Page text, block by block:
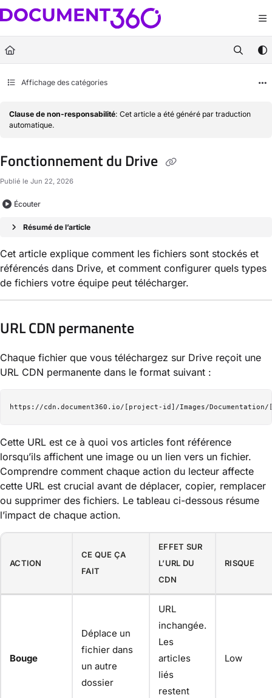
Documentation Index
Fetch the complete documentation index at:https://docs.document360.com/
Use this file to discover all available pages before exploring further.
Affichage des catégories
Clause de non-responsabilité: Cet article a été généré par traduction
automatique.
Fonctionnement du Drive
Publié le Jun 22, 2026
Écouter
Résumé de l’article
Cet article explique comment les fichiers sont stockés et
référencés dans Drive, et comment configurer quels types
de fichiers votre équipe peut télécharger.
URL CDN permanente
Chaque fichier que vous téléchargez sur Drive reçoit une
URL CDN permanente dans le format suivant :
Cette URL est ce à quoi vos articles font référence
lorsqu’ils affichent une image ou un lien vers un fichier.
Comprendre comment chaque action du lecteur affecte
cette URL est crucial avant de déplacer, copier, remplacer
ou supprimer des fichiers. Le tableau ci-dessous résume
l’impact de chaque action.
ACTION
CE QUE ÇA
FAIT
EFFET SUR
L’URL DU
CDN
RISQUE
Bouge
Déplace un
fichier dans
un autre
dossier
URL
inchangée.
Les
articles
liés
restent
Low